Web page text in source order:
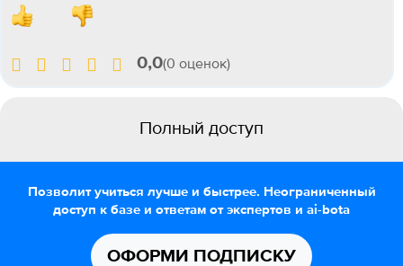
0,0(0 оценок)
Полный доступ
Позволит учиться лучше и быстрее. Неограниченный
доступ к базе и ответам от экспертов и ai-bota
ОФОРМИ ПОДПИСКУ